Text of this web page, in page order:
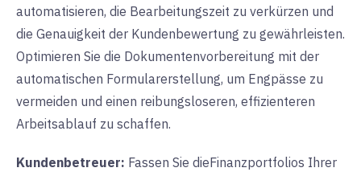
automatisieren, die Bearbeitungszeit zu verkürzen und
die Genauigkeit der Kundenbewertung zu gewährleisten.
Optimieren Sie die Dokumentenvorbereitung mit der
automatischen Formularerstellung, um Engpässe zu
vermeiden und einen reibungsloseren, effizienteren
Arbeitsablauf zu schaffen.
Kundenbetreuer: Fassen Sie dieFinanzportfolios Ihrer